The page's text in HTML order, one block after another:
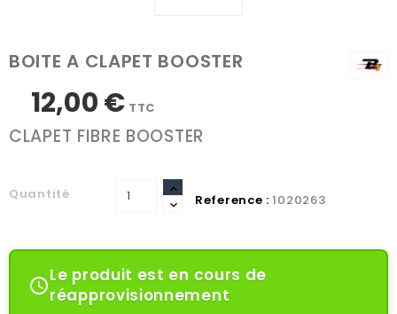
BOITE A CLAPET BOOSTER
12,00 € TTC
CLAPET FIBRE BOOSTER
Quantité Reference : 1020263
Le produit est en cours de
réapprovisionnement